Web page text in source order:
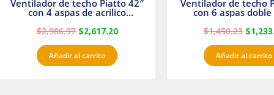
Ventilador de techo Piatto 42″
con 4 aspas de acrilico
$2,986.97 $2,617.20
Añadir al carrito
Ventilador de techo
con 6 aspas
$1,450.23 $
Añadir al carrito